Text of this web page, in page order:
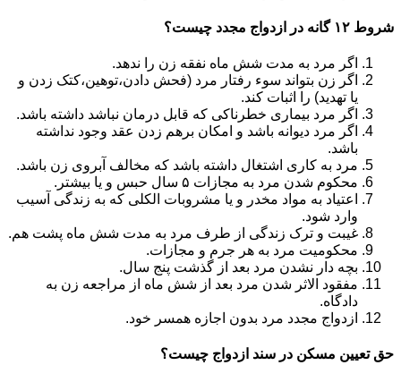
شروط ۱۲ گانه در ازدواج مجدد چیست؟
اگر مرد به مدت شش ماه نفقه زن را ندهد.
اگر زن بتواند سوء رفتار مرد (فحش دادن،توهین،کتک زدن و
یا تهدید) را اثبات کند.
اگر مرد بیماری خطرناکی که قابل درمان نباشد داشته باشد.
اگر مرد دیوانه باشد و امکان برهم زدن عقد وجود نداشته
باشد.
مرد به کاری اشتغال داشته باشد که مخالف آبروی زن باشد.
محکوم شدن مرد به مجازات ۵ سال حبس و یا بیشتر.
اعتیاد به مواد مخدر و یا مشروبات الکلی که به زندگی آسیب
وارد شود.
غیبت و ترک زندگی از طرف مرد به مدت شش ماه پشت هم.
محکومیت مرد به هر جرم و مجازات.
بچه دار نشدن مرد بعد از گذشت پنج سال.
مفقود الاثر شدن مرد بعد از شش ماه از مراجعه زن به
دادگاه.
ازدواج مجدد مرد بدون اجازه همسر خود.
حق تعیین مسکن در سند ازدواج چیست؟